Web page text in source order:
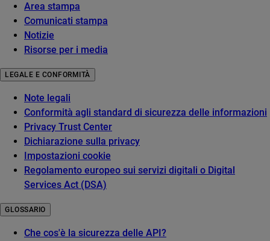
Area stampa
Comunicati stampa
Notizie
Risorse per i media
LEGALE E CONFORMITÀ
Note legali
Conformità agli standard di sicurezza delle informazioni
Privacy Trust Center
Dichiarazione sulla privacy
Impostazioni cookie
Regolamento europeo sui servizi digitali o Digital
Services Act (DSA)
GLOSSARIO
Che cos'è la sicurezza delle API?